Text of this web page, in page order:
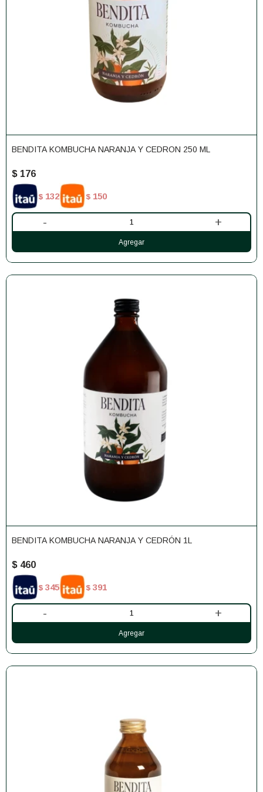
BENDITA KOMBUCHA NARANJA Y CEDRON 250 ML
$ 176
$ 132 $ 150
- +
BENDITA KOMBUCHA NARANJA Y CEDRÓN 1L
$ 460
$ 345 $ 391
- +